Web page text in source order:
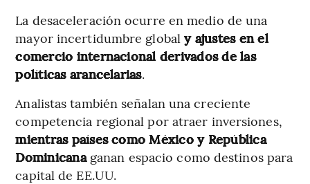
La desaceleración ocurre en medio de una
mayor incertidumbre global y ajustes en el
comercio internacional derivados de las
políticas arancelarias.
Analistas también señalan una creciente
competencia regional por atraer inversiones,
mientras países como México y República
Dominicana ganan espacio como destinos para
capital de EE.UU.